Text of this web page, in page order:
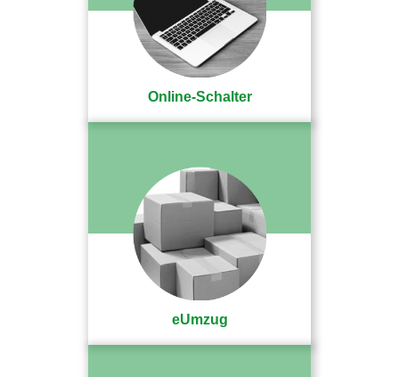
Online-Schalter
eUmzug